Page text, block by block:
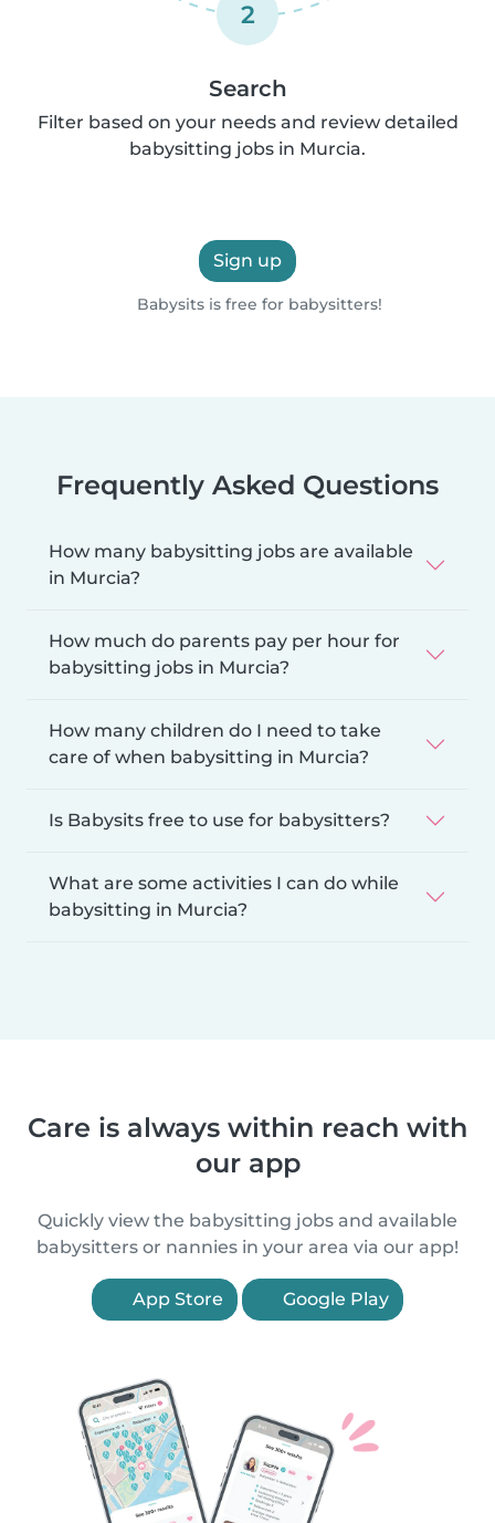
2
Search
Filter based on your needs and review detailed
babysitting jobs in Murcia.
Sign up
Babysits is free for babysitters!
Frequently Asked Questions
How many babysitting jobs are available
in Murcia?
How much do parents pay per hour for
babysitting jobs in Murcia?
How many children do I need to take
care of when babysitting in Murcia?
Is Babysits free to use for babysitters?
What are some activities I can do while
babysitting in Murcia?
Care is always within reach with
our app
Quickly view the babysitting jobs and available
babysitters or nannies in your area via our app!
App Store Google Play